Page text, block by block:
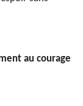
au courage